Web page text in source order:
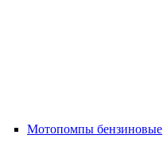
Мотопомпы бензиновые